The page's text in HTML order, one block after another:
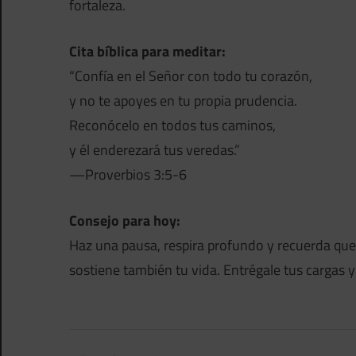
fortaleza.
Cita bíblica para meditar:
“Confía en el Señor con todo tu corazón,
y no te apoyes en tu propia prudencia.
Reconócelo en todos tus caminos,
y él enderezará tus veredas.”
—Proverbios 3:5-6
Consejo para hoy:
Haz una pausa, respira profundo y recuerda
sostiene también tu vida. Entrégale tus cargas